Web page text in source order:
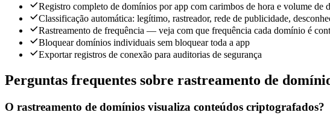
Registro completo de domínios por app com carimbos de hora e volume de
Classificação automática: legítimo, rastreador, rede de publicidade,
Rastreamento de frequência — veja com que frequência cada domínio é
Bloquear domínios individuais sem bloquear toda a app
Exportar registros de conexão para auditorias de segurança
Perguntas frequentes sobre rastreamento de
O rastreamento de domínios visualiza conteúdos criptografados?